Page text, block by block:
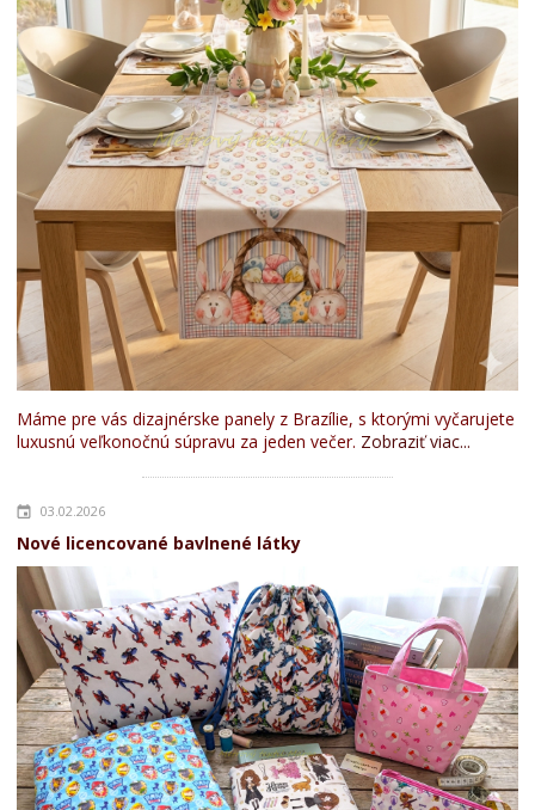
Máme pre vás dizajnérske panely z Brazílie, s ktorými vyčarujete
luxusnú veľkonočnú súpravu za jeden večer. Zobraziť viac...
03.02.2026
Nové licencované bavlnené látky